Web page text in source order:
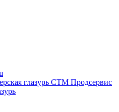
глазурь СТМ Продсервис